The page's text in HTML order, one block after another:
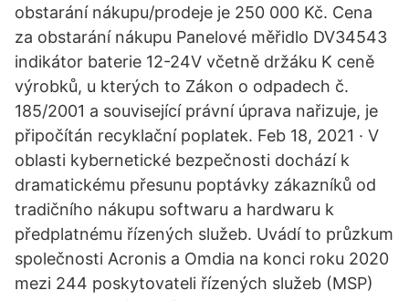
obstarání nákupu/prodeje je 250 000 Kč. Cena
za obstarání nákupu Panelové měřidlo DV34543
indikátor baterie 12-24V včetně držáku K ceně
výrobků, u kterých to Zákon o odpadech č.
185/2001 a související právní úprava nařizuje, je
připočítán recyklační poplatek. Feb 18, 2021 · V
oblasti kybernetické bezpečnosti dochází k
dramatickému přesunu poptávky zákazníků od
tradičního nákupu softwaru a hardwaru k
předplatnému řízených služeb. Uvádí to průzkum
společnosti Acronis a Omdia na konci roku 2020
mezi 244 poskytovateli řízených služeb (MSP)